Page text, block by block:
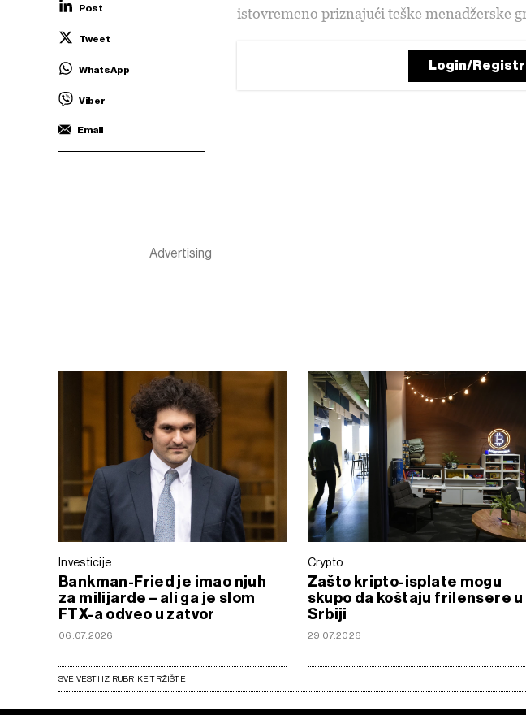
Post
Tweet
WhatsApp
Viber
Email
istovremeno priznajući teške menadžerske
Login/
Investicije
Bankman-Fried je imao njuh
za milijarde – ali ga je slom
FTX-a odveo u zatvor
06.07.2026
Crypto
Zašto kripto-isplate mogu
skupo da koštaju frilensere u
Srbiji
29.07.2026
SVE VESTI IZ RUBRIKE TRŽIŠTE